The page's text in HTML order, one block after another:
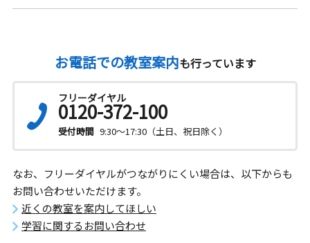
お電話での教室案内も行っています
フリーダイヤル
0120-372-100
受付時間 9:30～17:30（土日、祝日除く）
なお、フリーダイヤルがつながりにくい場合は、以下からも
お問い合わせいただけます。
近くの教室を案内してほしい
学習に関するお問い合わせ